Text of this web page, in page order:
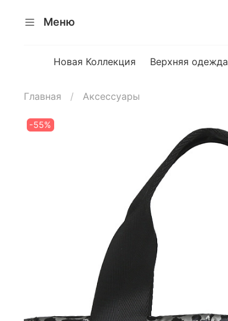
Меню
Новая Коллекция Верхняя одежда
Главная Аксессуары
-55%